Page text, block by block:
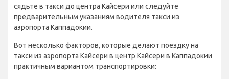
сядьте в такси до центра Кайсери или следуйте
предварительным указаниям водителя такси из
аэропорта Каппадокии.
Вот несколько факторов, которые делают поездку на
такси из аэропорта Кайсери в центр Кайсери в Каппадокии
практичным вариантом транспортировки: